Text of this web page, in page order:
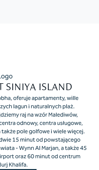
SINIYA ISLAND
oferuje apartamenty, wille
lagun i naturalnych plaż.
raj na wzór Malediwów,
odnowy, centra usługowe,
pole golfowe i wiele więcej.
15 minut od powstającego
- Wynn Al Marjan, a także 45
oraz 60 minut od centrum
Khalifa.